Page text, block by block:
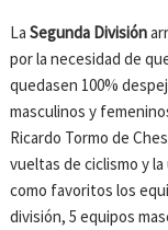
LaSegunda División
por la necesidad de
quedasen 100%
masculinos y
Ricardo Tormo de
vueltas de ciclismo y
como favoritos los
división, 5 equipos